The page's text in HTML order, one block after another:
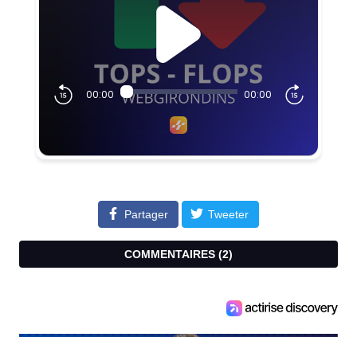
Partager Tweeter
COMMENTAIRES (2)